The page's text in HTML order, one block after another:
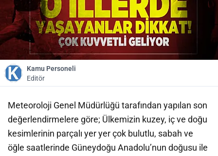
Kamu Personeli
Editör
Meteoroloji Genel Müdürlüğü tarafından yapılan son
değerlendirmelere göre; Ülkemizin kuzey, iç ve doğu
kesimlerinin parçalı yer yer çok bulutlu, sabah ve
öğle saatlerinde Güneydoğu Anadolu’nun doğusu ile